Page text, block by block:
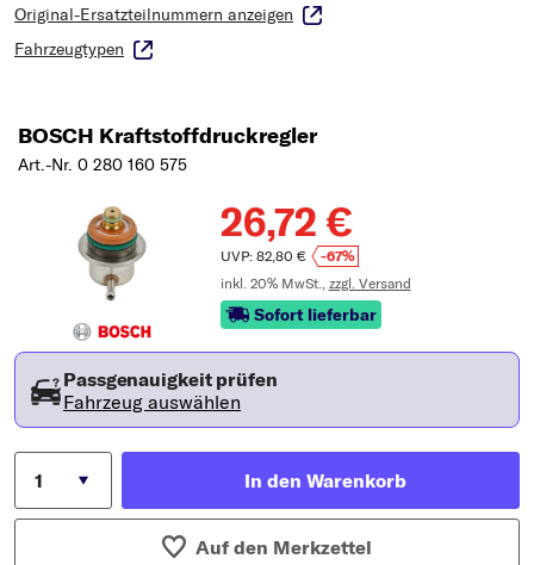
Original-Ersatzteilnummern anzeigen
Fahrzeugtypen
BOSCH Kraftstoffdruckregler
Art.-Nr. 0 280 160 575
26,72 €
UVP: 82,80 €
-67%
inkl. 20% MwSt., zzgl. Versand
Sofort lieferbar
Passgenauigkeit prüfen
Fahrzeug auswählen
In den Warenkorb
Auf den Merkzettel